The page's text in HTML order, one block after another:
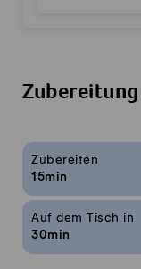
Zubereitung
Rezeptinfos
Zubereiten
15min
Auf dem Tisch in
30min